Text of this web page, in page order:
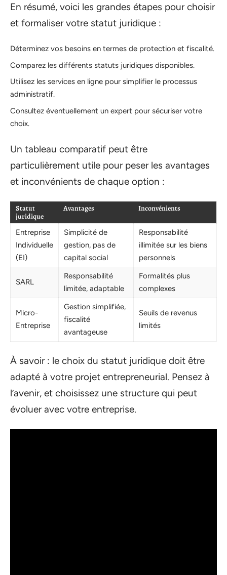
En résumé, voici les grandes étapes pour choisir
et formaliser votre statut juridique :
Déterminez vos besoins en termes de protection et fiscalité.
Comparez les différents statuts juridiques disponibles.
Utilisez les services en ligne pour simplifier le processus
administratif.
Consultez éventuellement un expert pour sécuriser votre
choix.
Un tableau comparatif peut être
particulièrement utile pour peser les avantages
et inconvénients de chaque option :
Statut
juridique
Avantages Inconvénients
Entreprise
Individuelle
(EI)
Simplicité de
gestion, pas de
capital social
Responsabilité
illimitée sur les biens
personnels
SARL
Responsabilité
limitée, adaptable
Formalités plus
complexes
Micro-
Entreprise
Gestion simplifiée,
fiscalité
avantageuse
Seuils de revenus
limités
À savoir : le choix du statut juridique doit être
adapté à votre projet entrepreneurial. Pensez à
l’avenir, et choisissez une structure qui peut
évoluer avec votre entreprise.